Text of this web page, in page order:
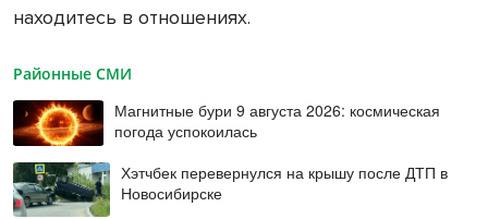
находитесь в отношениях.
Районные СМИ
Магнитные бури 9 августа 2026: космическая
погода успокоилась
Хэтчбек перевернулся на крышу после ДТП в
Новосибирске